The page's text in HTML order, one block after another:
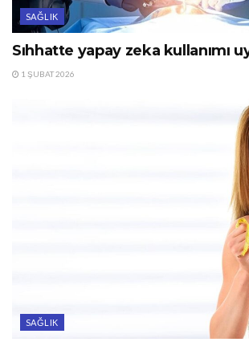
SAĞLIK
Sıhhatte yapay zeka kullanımı
1 ŞUBAT 2026
SAĞLIK